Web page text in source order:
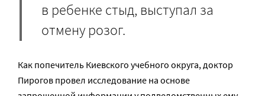
в ребенке стыд, выступал за
отмену розог.
Как попечитель Киевского учебного округа, доктор
Пирогов провел исследование на основе